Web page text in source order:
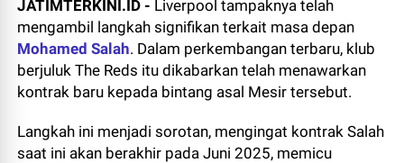
JATIMTERKINI.ID - Liverpool tampaknya telah
mengambil langkah signifikan terkait masa depan
Mohamed Salah. Dalam perkembangan terbaru, klub
berjuluk The Reds itu dikabarkan telah menawarkan
kontrak baru kepada bintang asal Mesir tersebut.
Langkah ini menjadi sorotan, mengingat kontrak Salah
saat ini akan berakhir pada Juni 2025, memicu